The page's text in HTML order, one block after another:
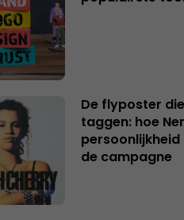
De flyposter
taggen: hoe
de campagne